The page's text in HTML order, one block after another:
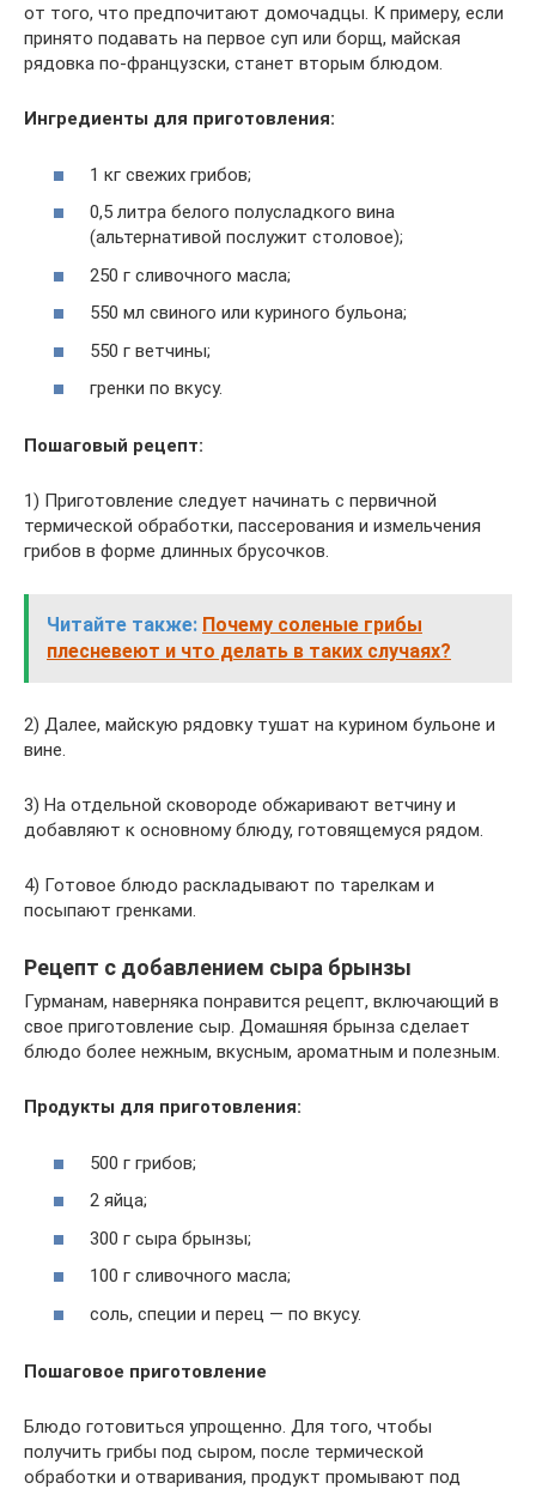
от того, что предпочитают домочадцы. К примеру, если
принято подавать на первое суп или борщ, майская
рядовка по-французски, станет вторым блюдом.
Ингредиенты для приготовления:
1 кг свежих грибов;
0,5 литра белого полусладкого вина
(альтернативой послужит столовое);
250 г сливочного масла;
550 мл свиного или куриного бульона;
550 г ветчины;
гренки по вкусу.
Пошаговый рецепт:
1) Приготовление следует начинать с первичной
термической обработки, пассерования и измельчения
грибов в форме длинных брусочков.
Читайте также: Почему соленые грибы
плесневеют и что делать в таких случаях?
2) Далее, майскую рядовку тушат на курином бульоне и
вине.
3) На отдельной сковороде обжаривают ветчину и
добавляют к основному блюду, готовящемуся рядом.
4) Готовое блюдо раскладывают по тарелкам и
посыпают гренками.
Рецепт с добавлением сыра брынзы
Гурманам, наверняка понравится рецепт, включающий в
свое приготовление сыр. Домашняя брынза сделает
блюдо более нежным, вкусным, ароматным и полезным.
Продукты для приготовления:
500 г грибов;
2 яйца;
300 г сыра брынзы;
100 г сливочного масла;
соль, специи и перец — по вкусу.
Пошаговое приготовление
Блюдо готовиться упрощенно. Для того, чтобы
получить грибы под сыром, после термической
обработки и отваривания, продукт промывают под